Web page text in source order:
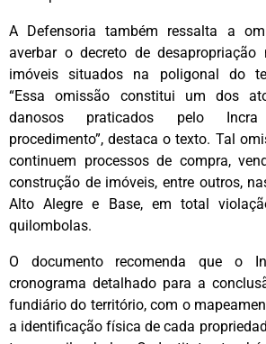
A Defensoria também ressalta a
averbar o decreto de
imóveis situados na poligonal do
“Essa omissão constitui um dos
danosos praticados pelo
procedimento”, destaca o texto. Tal
continuem processos de compra,
construção de imóveis, entre outros,
Alto Alegre e Base, em total
quilombolas.
O documento recomenda que o
cronograma detalhado para a
fundiário do território, com o
a identificação física de cada